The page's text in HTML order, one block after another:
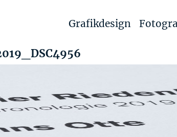
Grafikdesign